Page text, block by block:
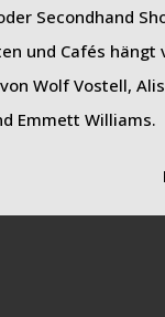
Secondhand
und Cafés hängt
Wolf Vostell,
Emmett Williams.